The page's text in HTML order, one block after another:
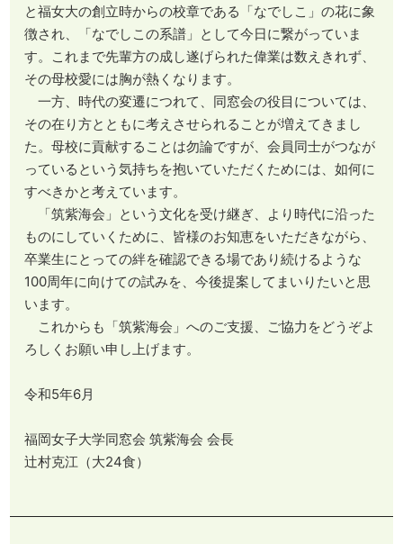
と福女大の創立時からの校章である「なでしこ」の花に象
徴され、「なでしこの系譜」として今日に繋がっていま
す。これまで先輩方の成し遂げられた偉業は数えきれず、
その母校愛には胸が熱くなります。
一方、時代の変遷につれて、同窓会の役目については、
その在り方とともに考えさせられることが増えてきまし
た。母校に貢献することは勿論ですが、会員同士がつなが
っているという気持ちを抱いていただくためには、如何に
すべきかと考えています。
「筑紫海会」という文化を受け継ぎ、より時代に沿った
ものにしていくために、皆様のお知恵をいただきながら、
卒業生にとっての絆を確認できる場であり続けるような
100周年に向けての試みを、今後提案してまいりたいと思
います。
これからも「筑紫海会」へのご支援、ご協力をどうぞよ
ろしくお願い申し上げます。
令和5年6月
福岡女子大学同窓会 筑紫海会 会長
辻村克江（大24食）